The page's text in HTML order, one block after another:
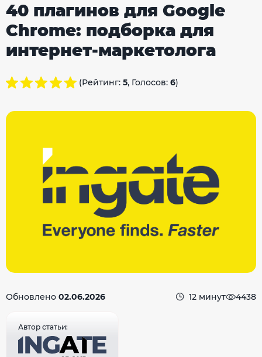
40 плагинов для Google
Chrome: подборка для
интернет-маркетолога
(Рейтинг: 5, Голосов: 6)
Обновлено 02.06.2026 12 минут 4438
Автор статьи: